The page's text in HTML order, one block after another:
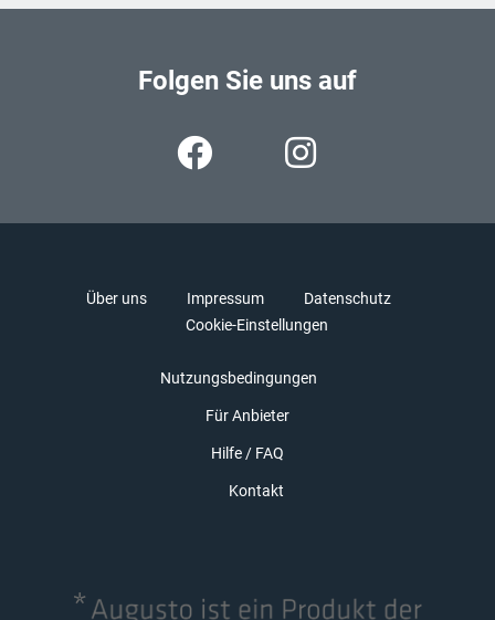
Folgen Sie uns auf
Über uns Impressum
Datenschutz
Cookie-Einstellungen
Nutzungsbedingungen
Für Anbieter
Hilfe / FAQ
Kontakt